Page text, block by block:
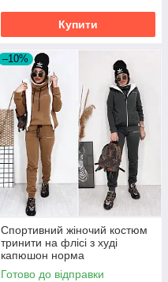
Купити
–10%
Спортивний жіночий костюм
тринити на флісі з худі
капюшон норма
Готово до відправки